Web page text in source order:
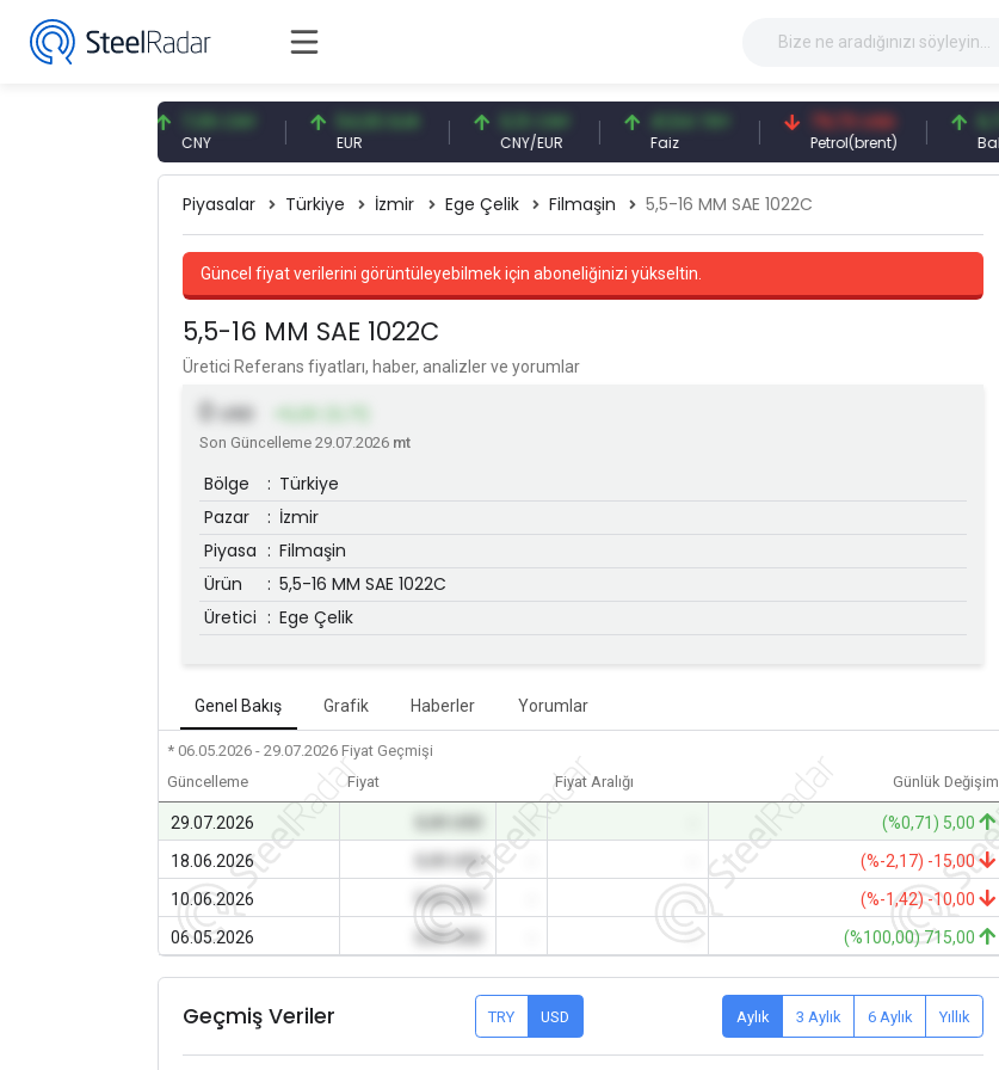
7,09 CNY 54,93 EUR 0,13 CNY
CNY/EUR
41,54 TRY 79,73 USD
Petrol(brent)
6,71 USD
Bakır(lb)
Piyasalar Türkiye İzmir Ege Çelik Filmaşin 5,5-16 MM SAE 1022C
Güncel fiyat verilerini görüntüleyebilmek için aboneliğinizi yükseltin.
5,5-16 MM SAE 1022C
Üretici Referans fiyatları, haber, analizler ve yorumlar
0 USD
Son Güncelleme 29.07.2026 mt
Bölge : Türkiye
Pazar
: İzmir
Piyasa : Filmaşin
Ürün
: 5,5-16 MM SAE 1022C
Üretici : Ege Çelik
Genel Bakış Grafik Haberler Yorumlar
* 06.05.2026 - 29.07.2026 Fiyat Geçmişi
Güncelleme
Fiyat Fiyat Aralığı Günlük Değişim
29.07.2026
(%0,71) 5,00
18.06.2026
0,00 USD
(%-2,17) -15,00
10.06.2026
0,00 USD -
(%-1,42) -10,00
06.05.2026
0,00 USD - (%100,00) 715,00
Geçmiş Veriler TRY USD Aylık 3 Aylık 6 Aylık Yıllık